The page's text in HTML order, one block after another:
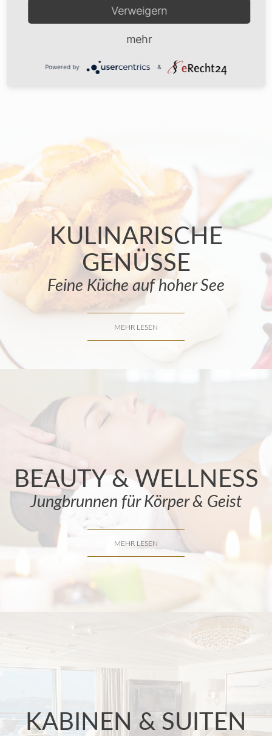
KULINARISCHE
GENÜSSE
Feine Küche auf hoher See
MEHR LESEN
BEAUTY & WELLNESS
Jungbrunnen für Körper & Geist
MEHR LESEN
KABINEN & SUITEN
Verweigern
mehr
Powered by &